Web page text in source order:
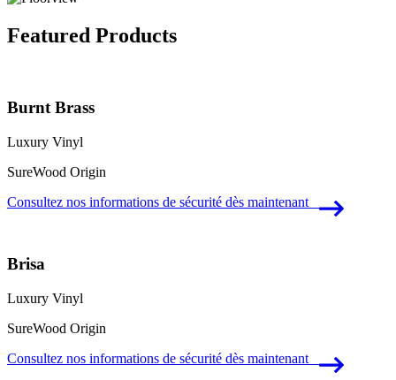
Featured Products
Burnt Brass
Luxury Vinyl
SureWood Origin
Consultez nos informations de sécurité dès maintenant
Brisa
Luxury Vinyl
SureWood Origin
Consultez nos informations de sécurité dès maintenant